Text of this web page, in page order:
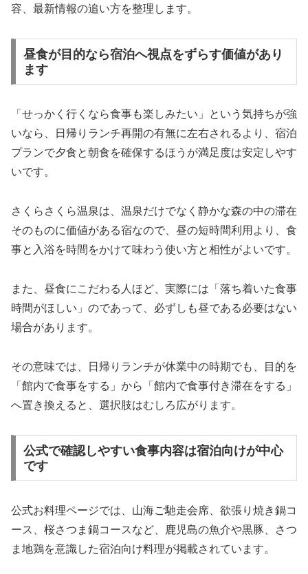
容、最新情報の追い方を整理します。
昼食が目的なら宿泊へ視点をずらす価値があり
ます
「せっかく行くなら食事も楽しみたい」という気持ちが強
いなら、日帰りランチ再開の有無に左右されるより、宿泊
プランで夕食と朝食を確保するほうが満足度は安定しやす
いです。
さくらさくら温泉は、温泉だけでなく静かな森の中の滞在
そのものに価値がある宿なので、昼の短時間利用より、食
事と入浴を時間をかけて味わう使い方と相性がよいです。
また、昼食にこだわる人ほど、実際には「落ち着いた食事
時間がほしい」のであって、必ずしも昼である必要はない
場合があります。
その意味では、日帰りランチが休業中の時期でも、目的を
「館内で食事をする」から「館内で食事付き滞在をする」
へ置き換えると、選択肢はむしろ広がります。
公式で確認しやすい食事内容は宿泊向けが中心
です
公式お料理ページでは、山海ご馳走会席、欲張り焼き鍋コ
ース、桜さつま鍋コースなど、鹿児島の魚介や黒豚、さつ
ま地鶏を意識した宿泊向け料理が掲載されています。